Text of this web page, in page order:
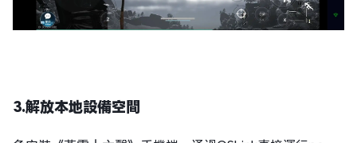
3.解放本地設備空間